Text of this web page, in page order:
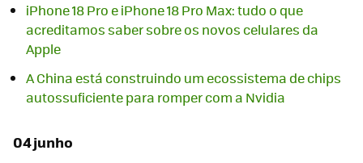
iPhone 18 Pro e iPhone 18 Pro Max: tudo o que
acreditamos saber sobre os novos celulares da
Apple
A China está construindo um ecossistema de chips
autossuficiente para romper com a Nvidia
04 junho